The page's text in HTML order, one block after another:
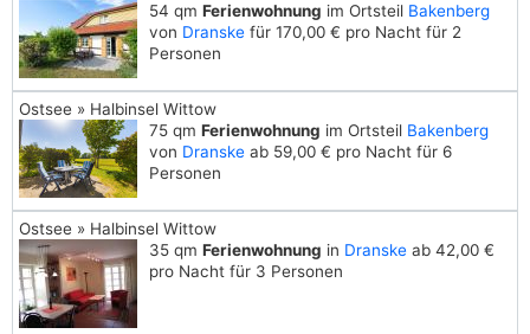
54 qm Ferienwohnung im Ortsteil Bakenberg
von Dranske für 170,00 € pro Nacht für 2
Personen
Ostsee » Halbinsel Wittow
75 qm Ferienwohnung im Ortsteil Bakenberg
von Dranske ab 59,00 € pro Nacht für 6
Personen
Ostsee » Halbinsel Wittow
35 qm Ferienwohnung in Dranske ab 42,00 €
pro Nacht für 3 Personen